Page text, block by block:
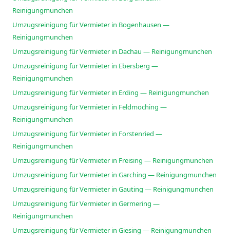
Reinigungmunchen
Umzugsreinigung für Vermieter in Bogenhausen —
Reinigungmunchen
Umzugsreinigung für Vermieter in Dachau — Reinigungmunchen
Umzugsreinigung für Vermieter in Ebersberg —
Reinigungmunchen
Umzugsreinigung für Vermieter in Erding — Reinigungmunchen
Umzugsreinigung für Vermieter in Feldmoching —
Reinigungmunchen
Umzugsreinigung für Vermieter in Forstenried —
Reinigungmunchen
Umzugsreinigung für Vermieter in Freising — Reinigungmunchen
Umzugsreinigung für Vermieter in Garching — Reinigungmunchen
Umzugsreinigung für Vermieter in Gauting — Reinigungmunchen
Umzugsreinigung für Vermieter in Germering —
Reinigungmunchen
Umzugsreinigung für Vermieter in Giesing — Reinigungmunchen